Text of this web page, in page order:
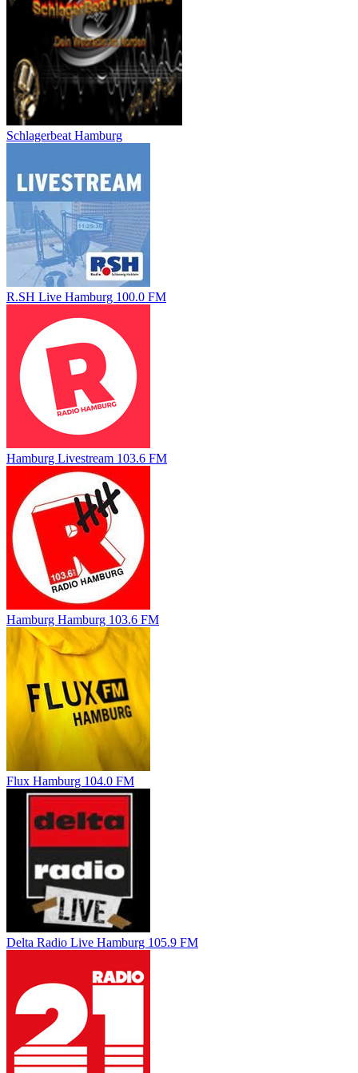
Schlagerbeat Hamburg
R.SH Live Hamburg 100.0 FM
Hamburg Livestream 103.6 FM
Hamburg Hamburg 103.6 FM
Flux Hamburg 104.0 FM
Delta Radio Live Hamburg 105.9 FM